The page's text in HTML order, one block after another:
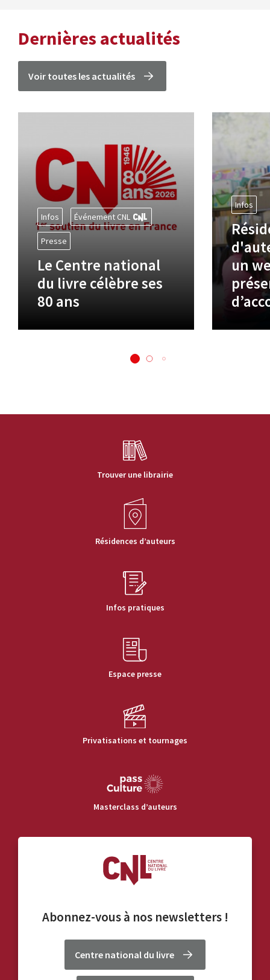
Dernières actualités
Voir toutes les actualités
Infos Événement CNL
Presse
Le Centre national
du livre célèbre ses
80 ans
Infos
un
Trouver une librairie
Résidences d’auteurs
Infos pratiques
Espace presse
Privatisations et tournages
Masterclass d’auteurs
Abonnez-vous à nos newsletters!
Centre national du livre